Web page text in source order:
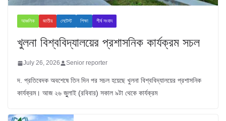
আঞ্চলিক জাতীয় লেটেস্ট শিক্ষা শীর্ষ সংবাদ
খুলনা বিশ্ববিদ্যালয়ের প্রশাসনিক কার্যক্রম সচল
July 26, 2026 Senior reporter
দ. প্রতিবেদক অবশেষে তিন দিন পর সচল হয়েছে খুলনা বিশ্ববিদ্যালয়ের প্রশাসনিক
কার্যক্রম। আজ ২৬ জুুলাই (রবিবার) সকাল ৯টা থেকে কার্যক্রম